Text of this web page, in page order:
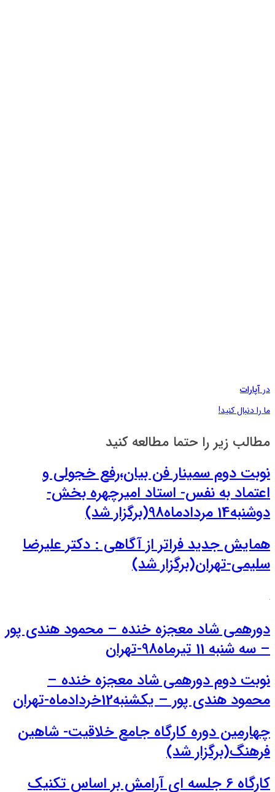
درآپارات
ما را دنبال کنید!
مطالب زیر را حتما مطالعه کنید
نوبت دوم سمینار فن بیان،رفع خجولی و
اعتماد به نفس- استاد امیرچهره بخش-
دوشنبه14 مردادماه98(برگزار شد)
همایش جدید فراتر از آگاهی : دکتر علیرضا
سلیمی-تهران(برگزار شد)
دورهمی شاد معجزه خنده – محمود هندی پور
– سه شنبه 11 تیرماه98-تهران
نوبت دوم دورهمی شاد معجزه خنده –
محمود هندی پور – یکشنبه12خردادماه-تهران
چهارمین دوره کارگاه جامع خلاقیت- شاهین
فرهنگ(برگزار شد)
کارگاه 6 جلسه ای آرامش بر اساس تکنیک